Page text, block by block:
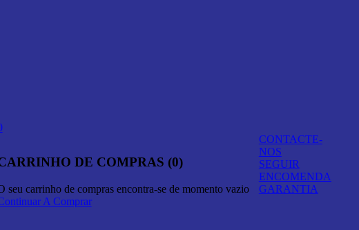
DE COMPRAS (0)
seu carrinho de compras encontra-se de momento vazio
A Comprar
CONTACTE-
NOS
SEGUIR
ENCOMENDA
GARANTIA